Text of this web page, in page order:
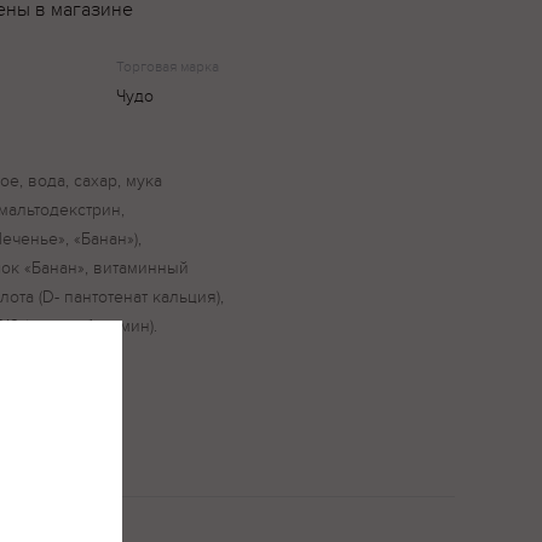
в магазине
Торговая марка
Чудо
вода, сахар, мука
«Банан»),
«Банан», витаминный
(D- пантотенат кальция),
(цианкобаламин).